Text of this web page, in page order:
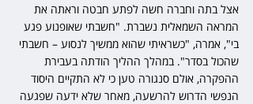
אצל בתה וחברה חשה לפתע חבטה וראתה את
המראה השמאלית נשברת. "חשבתי שאופנוע פגע
בי", אמרה, "כשראיתי שהוא ממשיך לנסוע – חשבתי
שהכול בסדר". במהלך ההליך הודתה בעבירת
ההפקרה, אולם סנגורה טען כי לא התקיים היסוד
הנפשי הדרוש להרשעה, מאחר שלא ידעה שפגעה